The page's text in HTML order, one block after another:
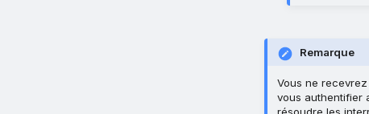
Remarque
Vous ne recevrez
vous authentifier